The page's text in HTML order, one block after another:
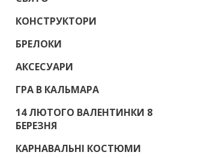
КОНСТРУКТОРИ
БРЕЛОКИ
АКСЕСУАРИ
ГРА В КАЛЬМАРА
14 ЛЮТОГО ВАЛЕНТИНКИ 8
БЕРЕЗНЯ
КАРНАВАЛЬНІ КОСТЮМИ